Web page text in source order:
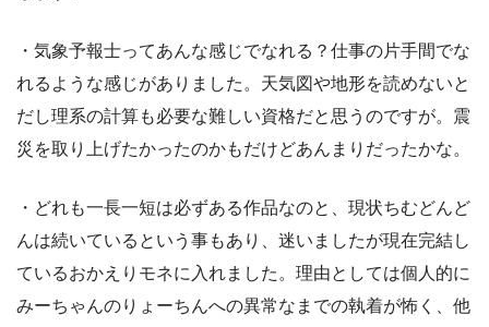
・気象予報士ってあんな感じでなれる？仕事の片手間でな
れるような感じがありました。天気図や地形を読めないと
だし理系の計算も必要な難しい資格だと思うのですが。震
災を取り上げたかったのかもだけどあんまりだったかな。
・どれも一長一短は必ずある作品なのと、現状ちむどんど
んは続いているという事もあり、迷いましたが現在完結し
ているおかえりモネに入れました。理由としては個人的に
みーちゃんのりょーちんへの異常なまでの執着が怖く、他